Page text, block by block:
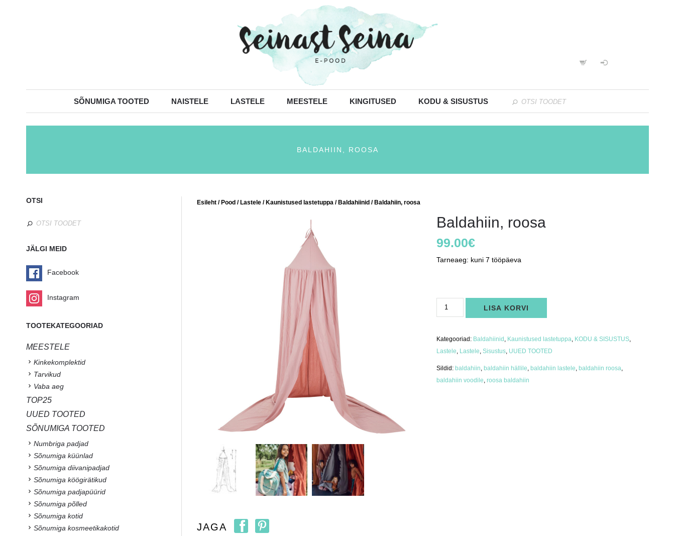
SÕNUMIGA TOOTED NAISTELE LASTELE MEESTELE KINGITUSED KODU & SISUSTUS
BALDAHIIN, ROOSA
Esileht /Pood /Lastele /Kaunistused lastetuppa /Baldahiinid / Baldahiin, roosa
Baldahiin, roosa
99.00€
Tarneaeg: kuni 7 tööpäeva
roosa
kogus
LISA KORVI
Kategooriad: Baldahiinid Kaunistused lastetuppa KODU & SISUSTUS
Lastele Lastele ,Sisustus UUED TOOTED
Sildid:baldahiin ,baldahiin hällile ,baldahiin lastele ,baldahiin roosa
baldahiin voodile ,roosa baldahiin
JAGA
OTSI
JÄLGI MEID
Facebook
Instagram
TOOTEKATEGOORIAD
MEESTELE
Kinkekomplektid
Tarvikud
Vaba aeg
TOP25
UUED TOOTED
SÕNUMIGA TOOTED
Numbriga padjad
Sõnumiga küünlad
Sõnumiga diivanipadjad
Sõnumiga köögirätikud
Sõnumiga padjapüürid
Sõnumiga põlled
Sõnumiga kotid
Sõnumiga kosmeetikakotid